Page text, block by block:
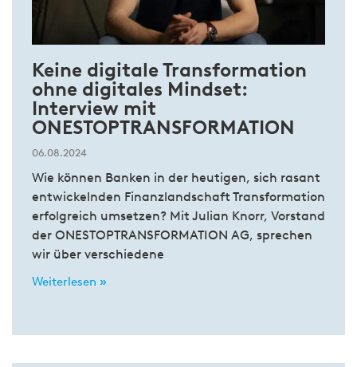
Keine digitale Transformation
ohne digitales Mindset:
Interview mit
ONESTOPTRANSFORMATION
06.08.2024
Wie können Banken in der heutigen, sich rasant
entwickelnden Finanzlandschaft Transformation
erfolgreich umsetzen? Mit Julian Knorr, Vorstand
der ONESTOPTRANSFORMATION AG, sprechen
wir über verschiedene
Weiterlesen »